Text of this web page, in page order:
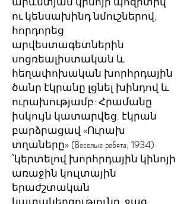
ու կենսախինդ նմուշներով,
հորդորեց
արվեստագետներին
սոցռեալիստական և
հեղափոխական խորհրդային
ծանր էկրանը լցնել խինդով և
ուրախությամբ: Հրամանը
իսկույն կատարվեց. էկրան
բարձրացավ «Ուրախ
տղաները» (Веселые ребята, 1934)
՝կերտելով խորհրդային կինոյի
առաջին կուլտային
երաժշտական